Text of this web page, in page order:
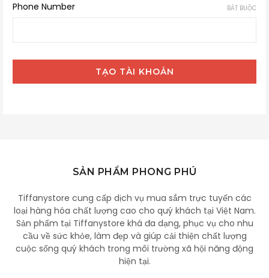
Phone Number BẮT BUỘC
SẢN PHẨM PHONG PHÚ
Tiffanystore cung cấp dịch vụ mua sắm trực tuyến các
loại hàng hóa chất lượng cao cho quý khách tại Việt Nam.
Sản phẩm tại Tiffanystore khá đa dạng, phục vụ cho nhu
cầu về sức khỏe, làm đẹp và giúp cải thiện chất lượng
cuộc sống quý khách trong môi trường xã hội năng động
hiện tại.